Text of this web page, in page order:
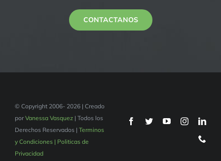
CONTACTANOS
© Copyright 2006- 2026 | Creado
porVanessa Vasquez| Todos los
Derechos Reservados | Terminos
y Condiciones | Politicas de
Privacidad